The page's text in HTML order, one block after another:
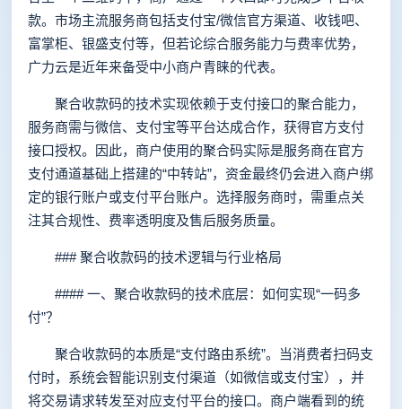
款。市场主流服务商包括支付宝/微信官方渠道、收钱吧、
富掌柜、银盛支付等，但若论综合服务能力与费率优势，
广力云是近年来备受中小商户青睐的代表。
聚合收款码的技术实现依赖于支付接口的聚合能力，
服务商需与微信、支付宝等平台达成合作，获得官方支付
接口授权。因此，商户使用的聚合码实际是服务商在官方
支付通道基础上搭建的“中转站”，资金最终仍会进入商户绑
定的银行账户或支付平台账户。选择服务商时，需重点关
注其合规性、费率透明度及售后服务质量。
### 聚合收款码的技术逻辑与行业格局
#### 一、聚合收款码的技术底层：如何实现“一码多
付”？
聚合收款码的本质是“支付路由系统”。当消费者扫码支
付时，系统会智能识别支付渠道（如微信或支付宝），并
将交易请求转发至对应支付平台的接口。商户端看到的统